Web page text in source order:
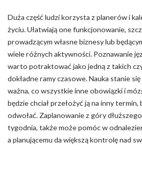
Duża część ludzi korzysta z planerów i
życiu. Ułatwiają one funkcjonowanie,
prowadzącym własne biznesy lub
wiele różnych aktywności. Poznawanie
warto potraktować jako jedną z takich
dokładne ramy czasowe. Nauka stanie
ważna, co wszystkie inne obowiązki i
będzie chciał przełożyć ją na inny termin,
odwołać. Zaplanowanie z góry
tygodnia, także może pomóc w
a planującemu da większą kontrolę nad